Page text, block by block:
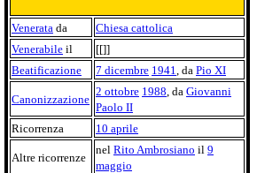
Venerata da
Chiesa cattolica
Venerabile il
[[]]
Beatificazione
7 dicembre 1941 , da Pio XI
Canonizzazione
2 ottobre 1988 , da Giovanni
Paolo II
Ricorrenza
10 aprile
Altre ricorrenze
nel Rito Ambrosiano il 9
maggio